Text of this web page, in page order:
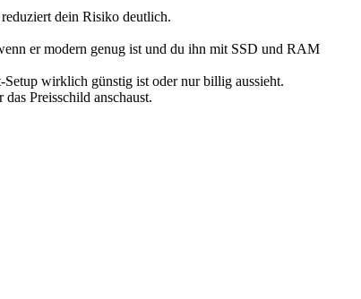
dein Risiko deutlich.
er modern genug ist und du ihn mit SSD und RAM
Setup wirklich günstig ist oder nur billig aussieht.
Preisschild anschaust.